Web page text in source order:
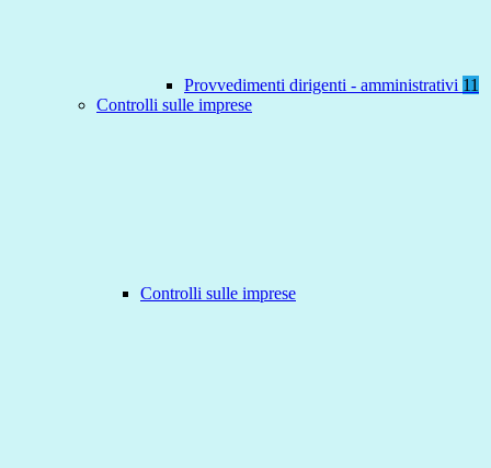
Provvedimenti dirigenti - amministrativi 11
Controlli sulle imprese
Controlli sulle imprese